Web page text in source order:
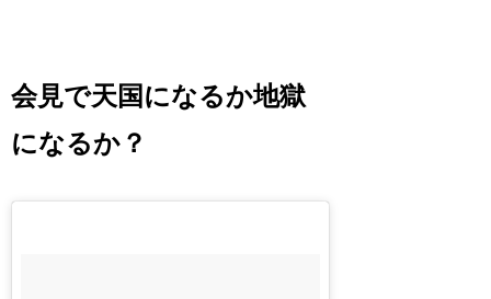
会見で天国になるか地獄
になるか？